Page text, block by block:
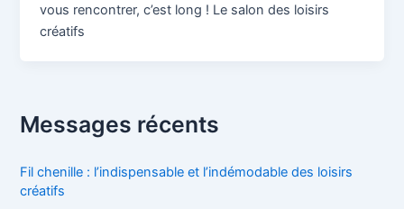
vous rencontrer, c’est long ! Le salon des loisirs
créatifs
Messages récents
Fil chenille : l’indispensable et l’indémodable des loisirs
créatifs